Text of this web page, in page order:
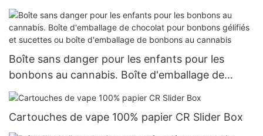
Boîte sans danger pour les enfants pour les
bonbons au cannabis. Boîte d'emballage de
chocolat pour bonbons gélifiés et sucettes ou
boîte d'emballage de bonbons au cannabis
Cartouches de vape 100% papier CR Slider Box